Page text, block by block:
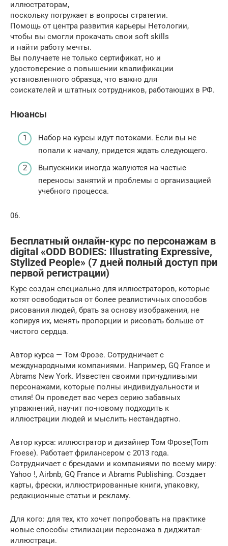
иллюстраторам,
поскольку погружает в вопросы стратегии.
Помощь от центра развития карьеры Нетологии,
чтобы вы смогли прокачать свои soft skills
и найти работу мечты.
Вы получаете не только сертификат, но и
удостоверение о повышении квалификации
установленного образца, что важно для
соискателей и штатных сотрудников, работающих в РФ.
Нюансы
Набор на курсы идут потоками. Если вы не
попали к началу, придется ждать следующего.
Выпускники иногда жалуются на частые
переносы занятий и проблемы с организацией
учебного процесса.
06.
Бесплатный онлайн-курс по персонажам в
digital «ODD BODIES: Illustrating Expressive,
Stylized People» (7 дней полный доступ при
первой регистрации)
Курс создан специально для иллюстраторов, которые
хотят освободиться от более реалистичных способов
рисования людей, брать за основу изображения, не
копируя их, менять пропорции и рисовать больше от
чистого сердца.
Автор курса — Том Фрозе. Сотрудничает с
международными компаниями. Например, GQ France и
Abrams New York. Известен своими причудливыми
персонажами, которые полны индивидуальности и
стиля! Он проведет вас через серию забавных
упражнений, научит по-новому подходить к
иллюстрации людей и мыслить нестандартно.
Автор курса: иллюстратор и дизайнер Том Фрозе(Tom
Froese). Работает фрилансером с 2013 года.
Сотрудничает с брендами и компаниями по всему миру:
Yahoo !, Airbnb, GQ France и Abrams Publishing. Создает
карты, фрески, иллюстрированные книги, упаковку,
редакционные статьи и рекламу.
Для кого: для тех, кто хочет попробовать на практике
новые способы стилизации персонажа в диджитал-
иллюстраци.